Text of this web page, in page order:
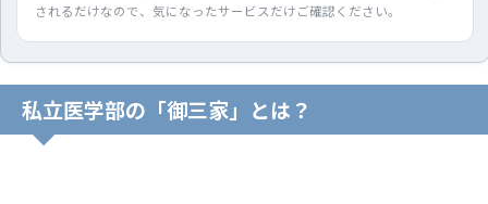
されるだけなので、気になったサービスだけご確認ください。
私立医学部の「御三家」とは？